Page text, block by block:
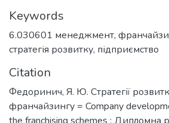
Keywords
6.030601 менеджмент,
стратегія розвитку, підприємство
Citation
Федоринич, Я. Ю. Стратегії
франчайзингу = Company
the franchising schemes : Дипломна